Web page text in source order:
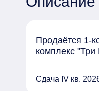
Продаётся 1-
комплекс
Сдача IV кв.